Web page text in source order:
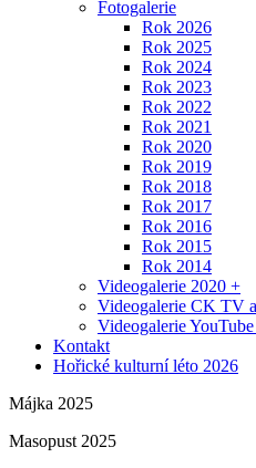
Fotogalerie
Rok 2026
Rok 2025
Rok 2024
Rok 2023
Rok 2022
Rok 2021
Rok 2020
Rok 2019
Rok 2018
Rok 2017
Rok 2016
Rok 2015
Rok 2014
Videogalerie 2020 +
Videogalerie CK TV
Videogalerie
Kontakt
Hořické kulturní léto 2026
Májka 2025
Masopust 2025